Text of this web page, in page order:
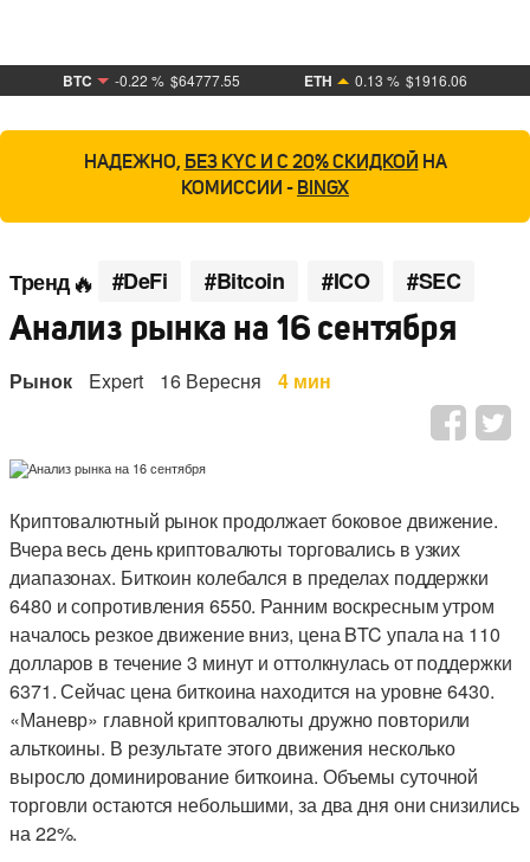
BTC -0.22 % $64777.55 ETH 0.13 % $1916.06
НАДЕЖНО, БЕЗ KYC И С 20% СКИДКОЙ НА
КОМИССИИ - BINGX
Тренд #DeFi #Bitcoin #ICO #SEC
Анализ рынка на 16 сентября
Рынок Expert 16 Вересня 4 мин
Криптовалютный рынок продолжает боковое движение.
Вчера весь день криптовалюты торговались в узких
диапазонах. Биткоин колебался в пределах поддержки
6480 и сопротивления 6550. Ранним воскресным утром
началось резкое движение вниз, цена BTC упала на 110
долларов в течение 3 минут и оттолкнулась от поддержки
6371. Сейчас цена биткоина находится на уровне 6430.
«Маневр» главной криптовалюты дружно повторили
альткоины. В результате этого движения несколько
выросло доминирование биткоина. Объемы суточной
торговли остаются небольшими, за два дня они снизились
на 22%.